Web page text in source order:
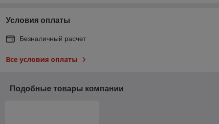
Условия оплаты
Безналичный расчет
Все условия оплаты
Подобные товары компании